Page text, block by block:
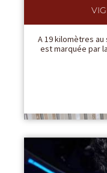
A 19 kilomètres au
est marquée par